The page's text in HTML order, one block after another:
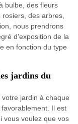
bulbe, des fleurs
des arbres,
nous prendrons
d’exposition de la
en fonction du type
jardins du
votre jardin à chaque
Il est
vous voulez que vos